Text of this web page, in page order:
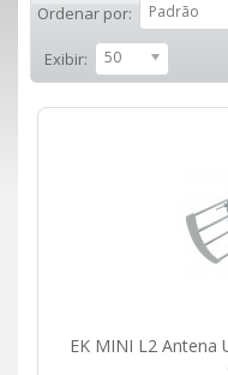
Ordenar por: Padrão
Exibir: 50
EK MINI L2 Antena